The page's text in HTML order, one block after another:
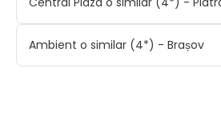
Ambient o similar (4*) - Brașov